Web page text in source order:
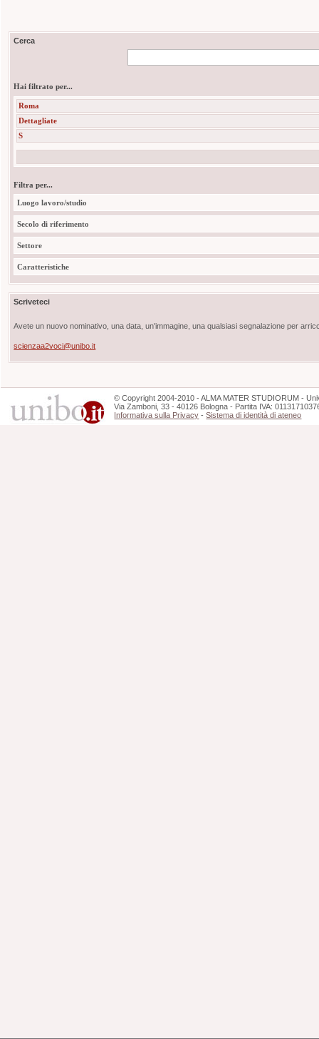
Cerca
Hai filtrato per...
Roma
Dettagliate
S
Filtra per...
Luogo lavoro/studio
Secolo di riferimento
Settore
Caratteristiche
Scriveteci
Avete un nuovo nominativo, una data, un'immagine, una qualsiasi segnalazione per
scienzaa2voci@unibo.it
©Copyright 2004-2010 - ALMA MATER STUDIORUM -
Via Zamboni, 33 - 40126 Bologna - Partita IVA:
Informativa sulla Privacy -Sistema di identità di ateneo